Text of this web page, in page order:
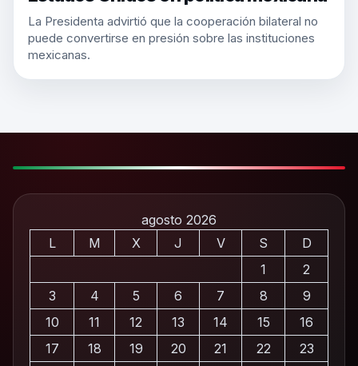
La Presidenta advirtió que la cooperación bilateral no
puede convertirse en presión sobre las instituciones
mexicanas.
agosto 2026
L
M X J V S
D
1
2
3
4 5 6 7 8
9
10
11 12 13 14 15
16
17
18 19 20 21 22
23